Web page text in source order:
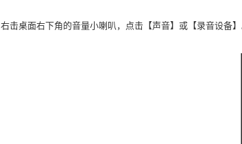
右击桌面右下角的音量小喇叭，点击【声音】或【录音设备